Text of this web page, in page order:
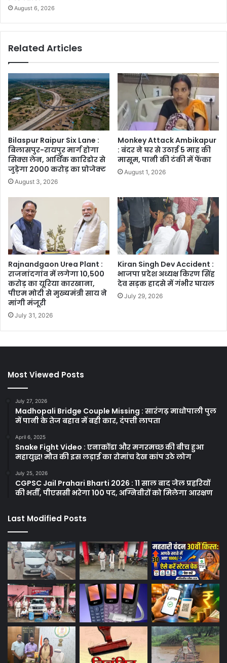
August 6, 2026
Related Articles
Bilaspur Raipur Six Lane :
बिलासपुर-रायपुर मार्ग होगा
सिक्स लेन, आर्थिक कारिडोर से
जुड़ेगा 2000 करोड़ का प्रोजेक्ट
August 3, 2026
Monkey Attack Ambikapur
: बंदर ने घर से उठाई 5 माह की
मासूम, पानी की टंकी में फेंका
August 1, 2026
Rajnandgaon Urea Plant :
राजनांदगांव में लगेगा 10,500
करोड़ का यूरिया कारखाना,
पीएम मोदी से मुख्यमंत्री साय ने
मांगी मंजूरी
July 31, 2026
Kiran Singh Dev Accident :
भाजपा प्रदेश अध्यक्ष किरण सिंह
देव सड़क हादसे में गंभीर घायल
July 29, 2026
Most Viewed Posts
July 27, 2026
Madhopali Bridge Couple Missing : सारंगढ़ माधोपाली पुल
में पानी के तेज बहाव में बही कार, दंपत्ती लापता
April 6, 2025
Snake Fight Video : एनाकोंडा और मगरमच्छ की बीच हुआ
महायुद्ध! मौत की इस लड़ाई का रोमांच देख कांप उठे लोग
July 25, 2026
CGPSC Jail Prahari Bharti 2026 : 11 साल बाद जेल प्रहरियों
की भर्ती, पीएससी भरेगा 100 पद, अग्निवीरों को मिलेगा आरक्षण
Last Modified Posts